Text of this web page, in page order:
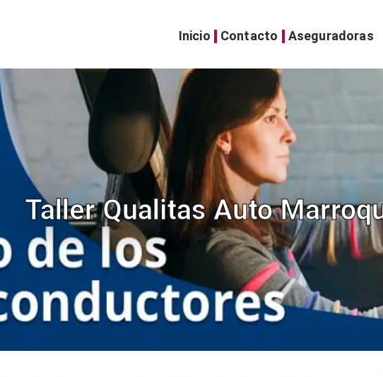
Inicio Contacto Aseguradoras
Taller Qualitas Auto